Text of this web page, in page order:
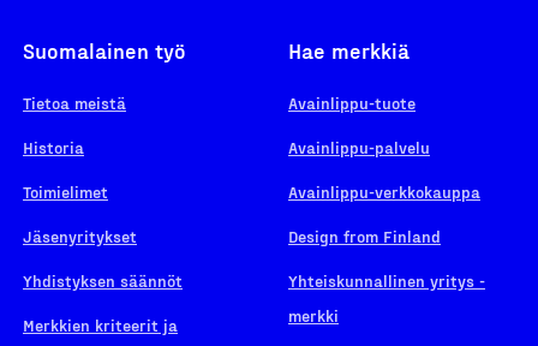
Suomalainen työ
Tietoa meistä
Historia
Toimielimet
Jäsenyritykset
Yhdistyksen säännöt
Merkkien kriteerit ja
Hae merkkiä
Avainlippu-tuote
Avainlippu-palvelu
Avainlippu-verkkokauppa
Design from Finland
Yhteiskunnallinen yritys -
merkki